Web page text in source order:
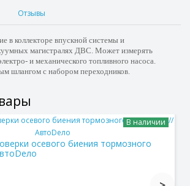
Отзывы
в коллекторе впускной системы и
магистралях ДВС. Может измерять
и механического топливного насоса.
шлангом с набором переходников.
осевого биения тормозного
В наличии